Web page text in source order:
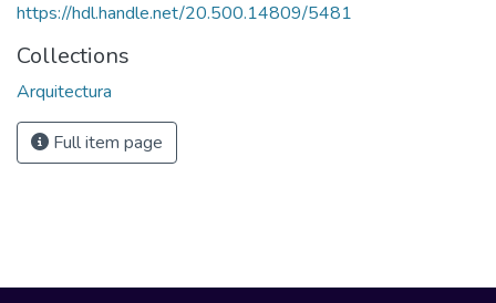
https://hdl.handle.net/20.500.14809/5481
Collections
Arquitectura
Full item page